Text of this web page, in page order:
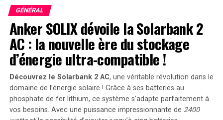
fatigue oculaire souvent associée à l’isolement visuel,
comme c’était le cas avec le NVB.
Personnalisation des ⁣couleurs et
confort visuel
L’application propose également une option pour
visualiser les jeux dans le motif ⁢traditionnel ⁣rouge sur
noir, ou avec des schémas de couleurs entièrement
personnalisables. Les utilisateurs peuvent modifier les
GÉNÉRAL
Anker SOLIX dévoile la Solarbank 2
AC : la nouvelle ère du stockage
d’énergie ultra-compatible !
Découvrez le Solarbank 2 AC, une véritable révolution dans le
domaine de l’énergie solaire ! Grâce à ses batteries au
phosphate de fer lithium, ce système s’adapte parfaitement à
vos besoins. Avec une puissance impressionnante de 2400